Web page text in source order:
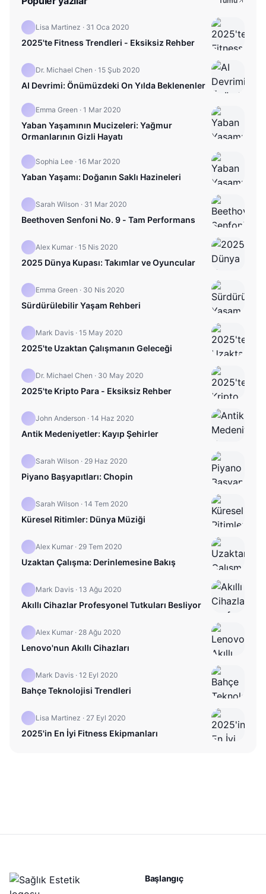
Lisa Martinez · 31 Oca 2020
2025'te Fitness Trendleri - Eksiksiz Rehber
Dr. Michael Chen · 15 Şub 2020
AI Devrimi: Önümüzdeki On Yılda Beklenenler
Emma Green · 1 Mar 2020
Yaban Yaşamının Mucizeleri: Yağmur
Ormanlarının Gizli Hayatı
Sophia Lee · 16 Mar 2020
Yaban Yaşamı: Doğanın Saklı Hazineleri
Sarah Wilson · 31 Mar 2020
Beethoven Senfoni No. 9 - Tam Performans
Alex Kumar · 15 Nis 2020
2025 Dünya Kupası: Takımlar ve Oyuncular
Emma Green · 30 Nis 2020
Sürdürülebilir Yaşam Rehberi
Mark Davis · 15 May 2020
2025'te Uzaktan Çalışmanın Geleceği
Dr. Michael Chen · 30 May 2020
2025'te Kripto Para - Eksiksiz Rehber
John Anderson · 14 Haz 2020
Antik Medeniyetler: Kayıp Şehirler
Sarah Wilson · 29 Haz 2020
Piyano Başyapıtları: Chopin
Sarah Wilson · 14 Tem 2020
Küresel Ritimler: Dünya Müziği
Alex Kumar · 29 Tem 2020
Uzaktan Çalışma: Derinlemesine Bakış
Mark Davis · 13 Ağu 2020
Akıllı Cihazlar Profesyonel Tutkuları Besliyor
Alex Kumar · 28 Ağu 2020
Lenovo'nun Akıllı Cihazları
Mark Davis · 12 Eyl 2020
Bahçe Teknolojisi Trendleri
Lisa Martinez · 27 Eyl 2020
2025'in En İyi Fitness Ekipmanları
Başlangıç